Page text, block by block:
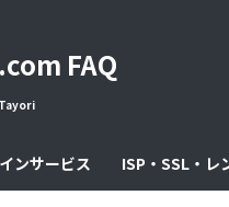
FAQ
Tayori
ンサービス ISP・SSL・レ